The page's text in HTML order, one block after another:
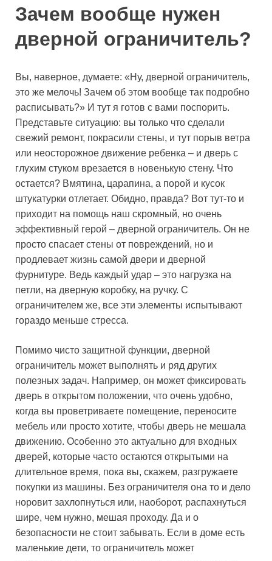
Зачем вообще нужен
дверной ограничитель?
Вы, наверное, думаете: «Ну, дверной ограничитель,
это же мелочь! Зачем об этом вообще так подробно
расписывать?» И тут я готов с вами поспорить.
Представьте ситуацию: вы только что сделали
свежий ремонт, покрасили стены, и тут порыв ветра
или неосторожное движение ребенка – и дверь с
глухим стуком врезается в новенькую стену. Что
остается? Вмятина, царапина, а порой и кусок
штукатурки отлетает. Обидно, правда? Вот тут-то и
приходит на помощь наш скромный, но очень
эффективный герой – дверной ограничитель. Он не
просто спасает стены от повреждений, но и
продлевает жизнь самой двери и дверной
фурнитуре. Ведь каждый удар – это нагрузка на
петли, на дверную коробку, на ручку. С
ограничителем же, все эти элементы испытывают
гораздо меньше стресса.
Помимо чисто защитной функции, дверной
ограничитель может выполнять и ряд других
полезных задач. Например, он может фиксировать
дверь в открытом положении, что очень удобно,
когда вы проветриваете помещение, переносите
мебель или просто хотите, чтобы дверь не мешала
движению. Особенно это актуально для входных
дверей, которые часто остаются открытыми на
длительное время, пока вы, скажем, разгружаете
покупки из машины. Без ограничителя она то и дело
норовит захлопнуться или, наоборот, распахнуться
шире, чем нужно, мешая проходу. Да и о
безопасности не стоит забывать. Если в доме есть
маленькие дети, то ограничитель может